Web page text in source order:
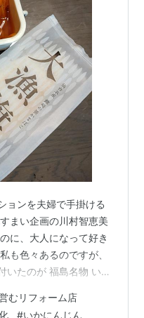
ョンを夫婦で手掛ける
まい企画の川村智恵美
に、大人になって好き
も色々あるのですが、
いたのが 福島名物 いか
メイカと人参を細切
むリフォーム店
#いかにんじん